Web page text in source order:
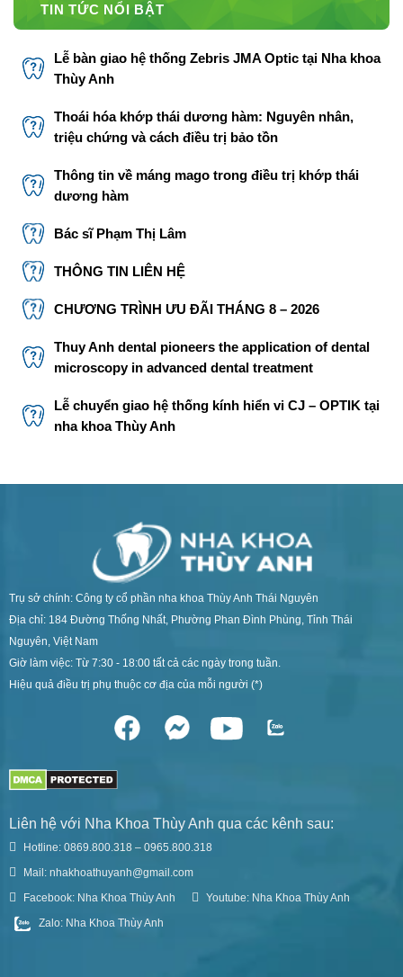
TIN TỨC NỔI BẬT
Lễ bàn giao hệ thống Zebris JMA Optic tại Nha khoa
Thùy Anh
Thoái hóa khớp thái dương hàm: Nguyên nhân,
triệu chứng và cách điều trị bảo tồn
Thông tin về máng mago trong điều trị khớp thái
dương hàm
Bác sĩ Phạm Thị Lâm
THÔNG TIN LIÊN HỆ
CHƯƠNG TRÌNH ƯU ĐÃI THÁNG 8 – 2026
Thuy Anh dental pioneers the application of dental
microscopy in advanced dental treatment
Lễ chuyển giao hệ thống kính hiển vi CJ – OPTIK tại
nha khoa Thùy Anh
Trụ sở chính: Công ty cổ phần nha khoa Thùy Anh Thái Nguyên
Địa chỉ: 184 Đường Thống Nhất, Phường Phan Đình Phùng, Tỉnh Thái
Nguyên, Việt Nam
Giờ làm việc: Từ 7:30 - 18:00 tất cả các ngày trong tuần.
Hiệu quả điều trị phụ thuộc cơ địa của mỗi người (*)
Liên hệ với Nha Khoa Thùy Anh qua các kênh sau:
Hotline: 0869.800.318 – 0965.800.318
Mail: nhakhoathuyanh@gmail.com
Facebook: Nha Khoa Thùy Anh
Youtube: Nha Khoa Thùy Anh
Zalo: Nha Khoa Thùy Anh